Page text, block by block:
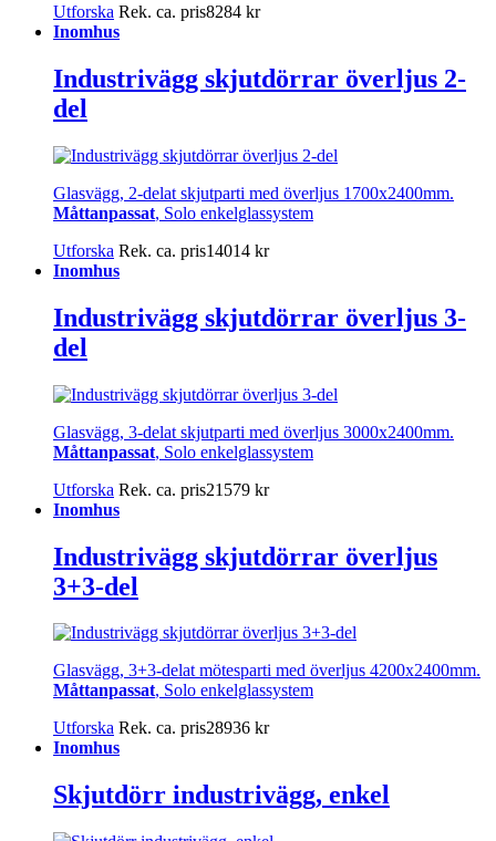
Utforska Rek. ca. pris8284 kr
Inomhus
Industrivägg skjutdörrar överljus 2-
del
Glasvägg, 2-delat skjutparti med överljus 1700x2400mm.
Måttanpassat, Solo enkelglassystem
Utforska Rek. ca. pris14014 kr
Inomhus
Industrivägg skjutdörrar överljus 3-
del
Glasvägg, 3-delat skjutparti med överljus 3000x2400mm.
Måttanpassat, Solo enkelglassystem
Utforska Rek. ca. pris21579 kr
Inomhus
Industrivägg skjutdörrar överljus
3+3-del
Glasvägg, 3+3-delat mötesparti med överljus 4200x2400mm.
Måttanpassat, Solo enkelglassystem
Utforska Rek. ca. pris28936 kr
Inomhus
Skjutdörr industrivägg, enkel